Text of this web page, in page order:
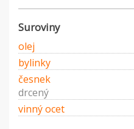
Suroviny
olej
bylinky
česnek
drcený
vinný ocet